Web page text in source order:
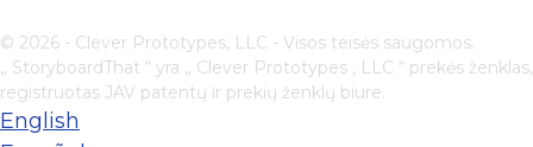
© 2026 - Clever Prototypes, LLC - Visos teisės saugomos.
„ StoryboardThat “ yra „ Clever Prototypes , LLC “ prekės ženklas,
registruotas JAV patentų ir prekių ženklų biure.
English